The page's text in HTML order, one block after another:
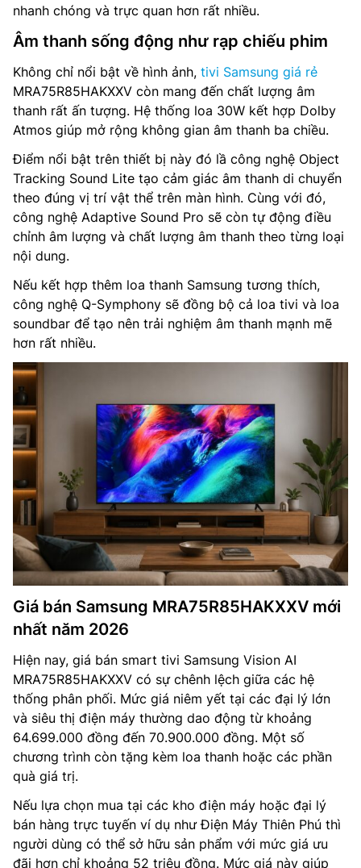
nhanh chóng và trực quan hơn rất nhiều.
Âm thanh sống động như rạp chiếu phim
Không chỉ nổi bật về hình ảnh, tivi Samsung giá rẻ
MRA75R85HAKXXV còn mang đến chất lượng âm
thanh rất ấn tượng. Hệ thống loa 30W kết hợp Dolby
Atmos giúp mở rộng không gian âm thanh ba chiều.
Điểm nổi bật trên thiết bị này đó lầ công nghệ Object
Tracking Sound Lite tạo cảm giác âm thanh di chuyển
theo đúng vị trí vật thể trên màn hình. Cùng với đó,
công nghệ Adaptive Sound Pro sẽ còn tự động điều
chỉnh âm lượng và chất lượng âm thanh theo từng loại
nội dung.
Nếu kết hợp thêm loa thanh Samsung tương thích,
công nghệ Q-Symphony sẽ đồng bộ cả loa tivi và loa
soundbar để tạo nên trải nghiệm âm thanh mạnh mẽ
hơn rất nhiều.
Giá bán Samsung MRA75R85HAKXXV mới
nhất năm 2026
Hiện nay, giá bán smart tivi Samsung Vision AI
MRA75R85HAKXXV có sự chênh lệch giữa các hệ
thống phân phối. Mức giá niêm yết tại các đại lý lớn
và siêu thị điện máy thường dao động từ khoảng
64.699.000 đồng đến 70.900.000 đồng. Một số
chương trình còn tặng kèm loa thanh hoặc các phần
quà giá trị.
Nếu lựa chọn mua tại các kho điện máy hoặc đại lý
bán hàng trực tuyến ví dụ như Điện Máy Thiên Phú thì
người dùng có thể sở hữu sản phẩm với mức giá ưu
đãi hơn chỉ khoảng 52 triệu đồng. Mức giá này giúp